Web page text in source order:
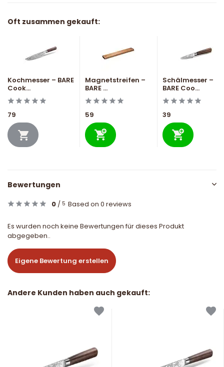
Oft zusammen gekauft:
Kochmesser – BARE
Cook...
79
Magnetstreifen –
BARE ...
59
Schälmesser –
BARE Coo...
39
Bewertungen
0 / 5 Based on 0 reviews
Es wurden noch keine Bewertungen für dieses Produkt
abgegeben..
Eigene Bewertung erstellen
Andere Kunden haben auch gekauft: